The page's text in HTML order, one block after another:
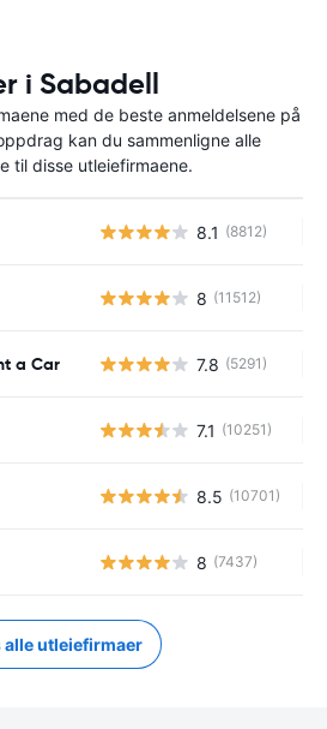
i Sabadell
med de beste anmeldelsene på
kan du sammenligne alle
til disse utleiefirmaene.
8.1 (8812)
8 (11512)
a Car 7.8 (5291)
7.1 (10251)
8.5 (10701)
8 (7437)
alle utleiefirmaer